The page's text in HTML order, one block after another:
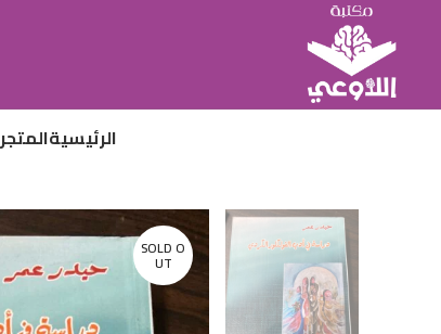
الرئيسيةالمتجر
SOLD O
UT